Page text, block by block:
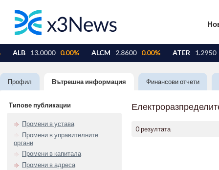
Профил Вътрешна информация Финансови отчети
Типове публикации
Промени в устава
Промени в управителните
органи
Промени в капитала
Промени в адреса
0 резултата